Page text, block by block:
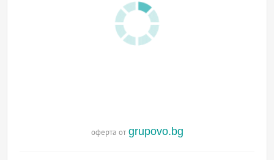
оферта от grupovo.bg